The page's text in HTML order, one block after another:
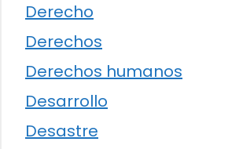
Derecho
Derechos
Derechos humanos
Desarrollo
Desastre